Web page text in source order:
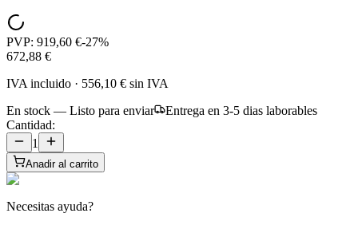
PVP: 919,60 €-27%
672,88 €
IVA incluido · 556,10 € sin IVA
En stock — Listo para enviar
Entrega en 3-5 dias laborables
Cantidad:
1
Anadir al carrito
Necesitas ayuda?